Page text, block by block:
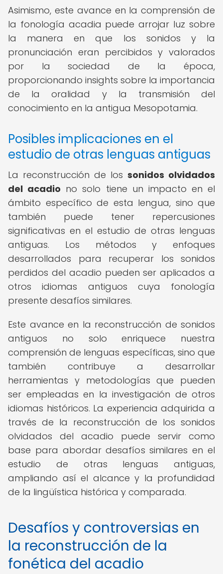
Asimismo, este avance en la comprensión de
la fonología acadia puede arrojar luz sobre
la manera en que los sonidos y la
pronunciación eran percibidos y valorados
por la sociedad de la época,
proporcionando insights sobre la importancia
de la oralidad y la transmisión del
conocimiento en la antigua Mesopotamia.
Posibles implicaciones en el
estudio de otras lenguas antiguas
La reconstrucción de los sonidos olvidados
del acadio no solo tiene un impacto en el
ámbito específico de esta lengua, sino que
también puede tener repercusiones
significativas en el estudio de otras lenguas
antiguas. Los métodos y enfoques
desarrollados para recuperar los sonidos
perdidos del acadio pueden ser aplicados a
otros idiomas antiguos cuya fonología
presente desafíos similares.
Este avance en la reconstrucción de sonidos
antiguos no solo enriquece nuestra
comprensión de lenguas específicas, sino que
también contribuye a desarrollar
herramientas y metodologías que pueden
ser empleadas en la investigación de otros
idiomas históricos. La experiencia adquirida a
través de la reconstrucción de los sonidos
olvidados del acadio puede servir como
base para abordar desafíos similares en el
estudio de otras lenguas antiguas,
ampliando así el alcance y la profundidad
de la lingüística histórica y comparada.
Desafíos y controversias en
la reconstrucción de la
fonética del acadio